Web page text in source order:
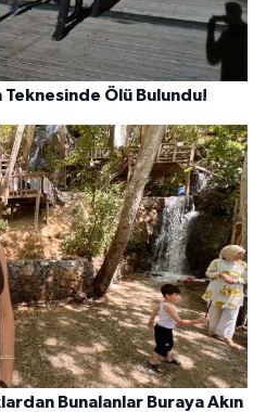
Teknesinde Ölü Bulundu!
Bunalanlar Buraya Akın